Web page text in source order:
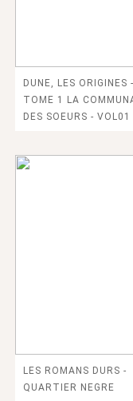
DUNE, LES ORIGINES -
TOME 1 LA
DES SOEURS - VOL01
LES ROMANS DURS -
QUARTIER NEGRE